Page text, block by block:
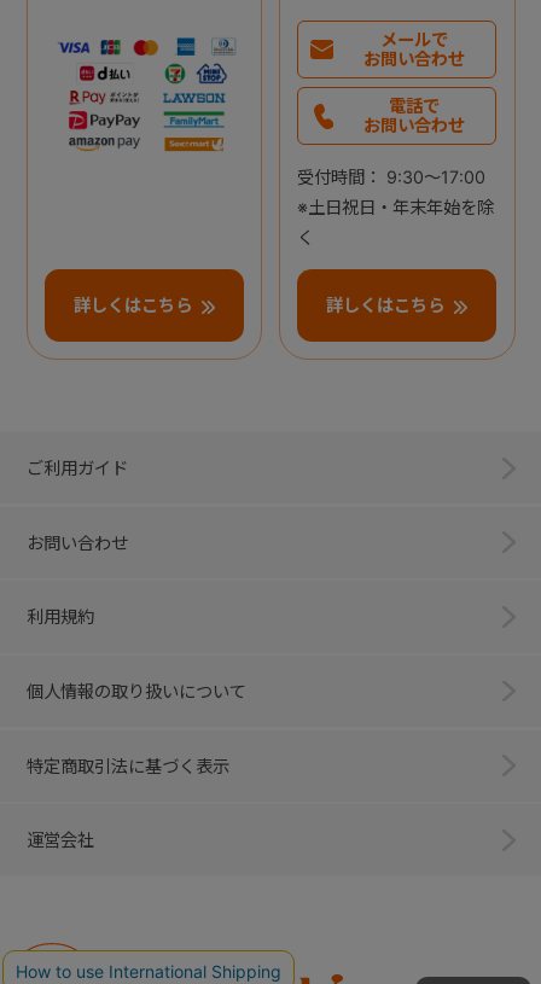
詳しくはこちら
メールで
お問い合わせ
電話で
お問い合わせ
受付時間： 9:30～17:00
※土日祝日・年末年始を除
く
詳しくはこちら
ご利用ガイド
お問い合わせ
利用規約
個人情報の取り扱いについて
特定商取引法に基づく表示
運営会社